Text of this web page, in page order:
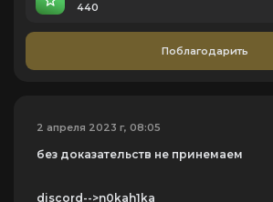
440
Поблагодарить
2 апреля 2023 г, 08:05
без доказательств не принемаем
discord-->n0kah1ka